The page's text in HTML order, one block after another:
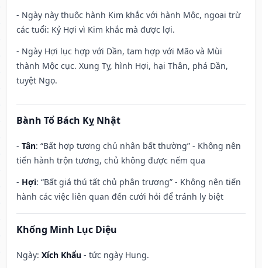
- Ngày này thuộc hành Kim khắc với hành Mộc, ngoại trừ
các tuổi: Kỷ Hợi vì Kim khắc mà được lợi.
- Ngày Hợi lục hợp với Dần, tam hợp với Mão và Mùi
thành Mộc cục. Xung Tỵ, hình Hợi, hại Thân, phá Dần,
tuyệt Ngọ.
Bành Tổ Bách Kỵ Nhật
- Tân: “Bất hợp tương chủ nhân bất thường” - Không nên
tiến hành trộn tương, chủ không được nếm qua
- Hợi: “Bất giá thú tất chủ phân trương” - Không nên tiến
hành các việc liên quan đến cưới hỏi để tránh ly biệt
Khổng Minh Lục Diệu
Ngày: Xích Khẩu - tức ngày Hung.